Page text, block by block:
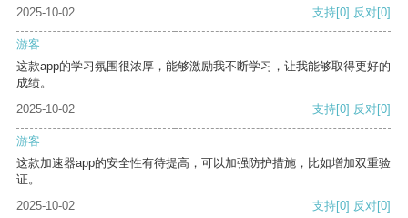
2025-10-02 支持[0] 反对[0]
游客
这款app的学习氛围很浓厚，能够激励我不断学习，让我能够取得更好的
成绩。
2025-10-02
支持[0] 反对[0]
游客
这款加速器app的安全性有待提高，可以加强防护措施，比如增加双重验
证。
2025-10-02
支持[0] 反对[0]